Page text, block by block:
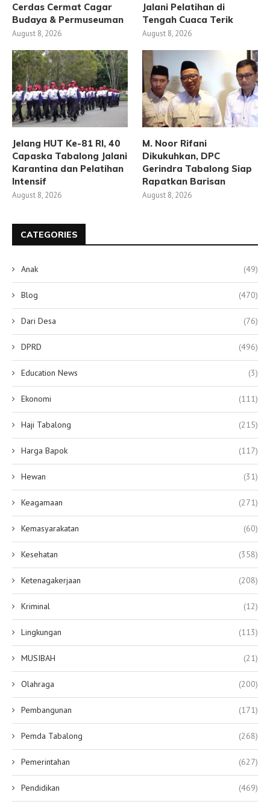
Cerdas Cermat Cagar
Budaya & Permuseuman
August 8, 2026
Jalani Pelatihan di
Tengah Cuaca Terik
August 8, 2026
Jelang HUT Ke-81 RI, 40
Capaska Tabalong Jalani
Karantina dan Pelatihan
Intensif
August 8, 2026
M. Noor Rifani
Dikukuhkan, DPC
Gerindra Tabalong Siap
Rapatkan Barisan
August 8, 2026
CATEGORIES
Anak (49)
Blog (470)
Dari Desa (76)
DPRD (496)
Education News (3)
Ekonomi (111)
Haji Tabalong (215)
Harga Bapok (117)
Hewan (31)
Keagamaan (271)
Kemasyarakatan (60)
Kesehatan (358)
Ketenagakerjaan (208)
Kriminal (12)
Lingkungan (113)
MUSIBAH (21)
Olahraga (200)
Pembangunan (171)
Pemda Tabalong (268)
Pemerintahan (627)
Pendidikan (469)